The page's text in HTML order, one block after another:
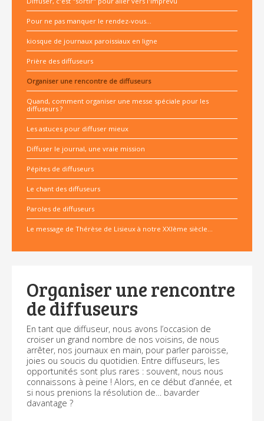
Pour ne pas manquer le rendez-vous...
kiosque de journaux paroissiaux en ligne
Prière des diffuseurs
Organiser une rencontre de diffuseurs
Quand, comment organiser une messe spéciale pour les
diffuseurs ?
Les astuces pour diffuser mieux
Diffuser le journal, une vraie mission
Pépites de diffuseurs
Le chant des diffuseurs
Paroles de diffuseurs
Le message de Thérèse de Lisieux à notre XXIème siècle...
Organiser une rencontre
de diffuseurs
En tant que diffuseur, nous avons l’occasion de
croiser un grand nombre de nos voisins, de nous
arrêter, nos journaux en main, pour parler paroisse,
joies ou soucis du quotidien. Entre diffuseurs, les
opportunités sont plus rares : souvent, nous nous
connaissons à peine ! Alors, en ce début d’année, et
si nous prenions la résolution de… bavarder
davantage ?